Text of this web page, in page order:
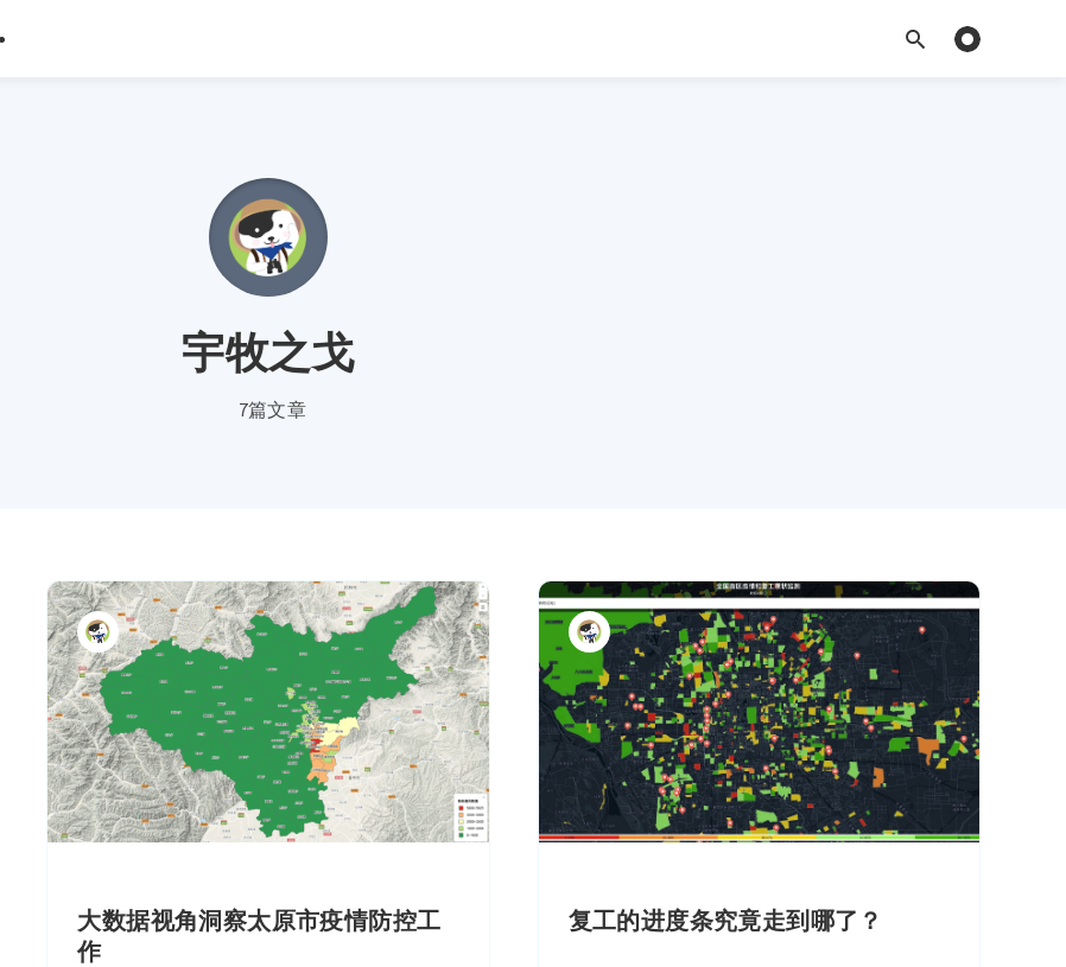
宇牧之戈
7篇文章
大数据视角洞察太原市疫情防控工
作
复工的进度条究竟走到哪了？